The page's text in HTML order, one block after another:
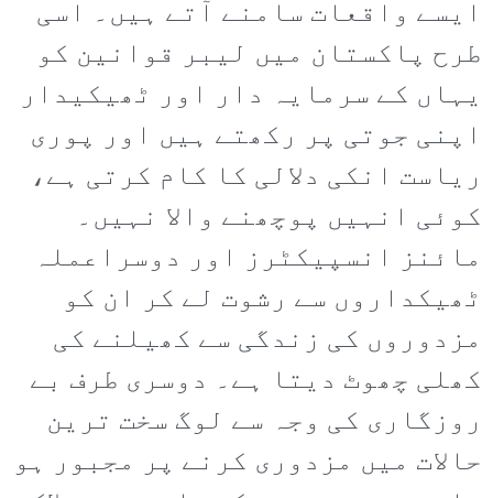
ایسے واقعات سامنے آتے ہیں۔ اسی
طرح پاکستان میں لیبر قوانین کو
یہاں کے سرمایہ دار اور ٹھیکیدار
اپنی جوتی پر رکھتے ہیں اور پوری
ریاست انکی دلالی کا کام کرتی ہے،
کوئی انہیں پوچھنے والا نہیں۔
مائنز انسپیکٹرز اور دوسراعملہ
ٹھیکداروں سے رشوت لے کر ان کو
مزدوروں کی زندگی سے کھیلنے کی
کھلی چھوٹ دیتا ہے۔ دوسری طرف بے
روزگاری کی وجہ سے لوگ سخت ترین
حالات میں مزدوری کرنے پر مجبور ہو